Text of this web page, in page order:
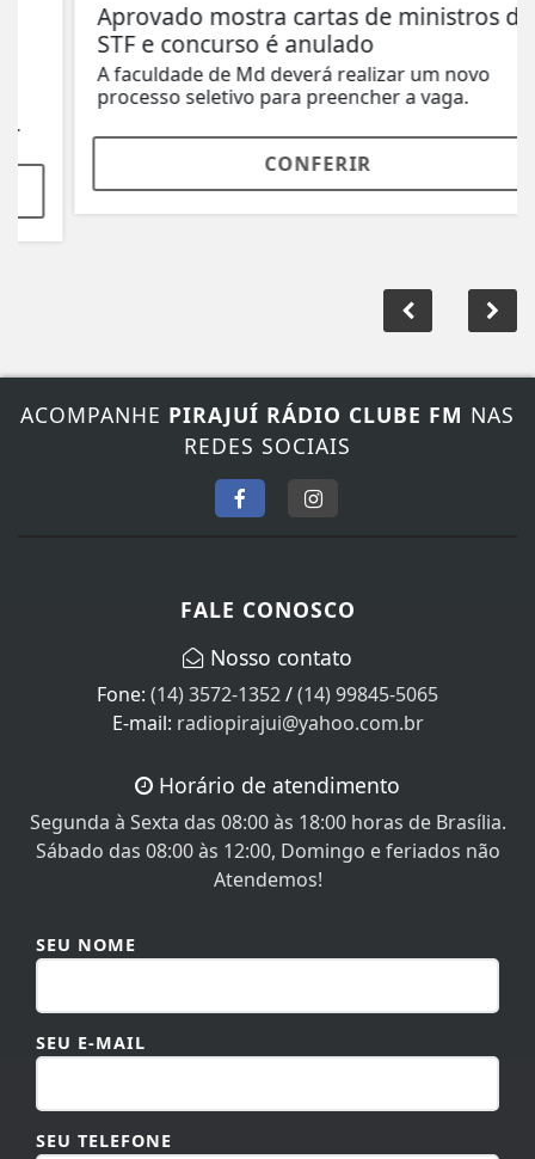
Aprovado mostra cartas de ministros do
STF e concurso é anulado
A faculdade de Md deverá realizar um novo
processo seletivo para preencher a vaga.
CONFERIR
ACOMPANHEPIRAJUÍ RÁDIO CLUBE FMNAS
REDES SOCIAIS
(14) 3572-1352/(14) 99845-5065
E-mail:radiopirajui@yahoo.com.br
Segunda à Sexta das 08:00 às 18:00 horas de Brasília.
Sábado das 08:00 às 12:00, Domingo e feriados não
Atendemos!
SEU E-MAIL
SEU TELEFONE